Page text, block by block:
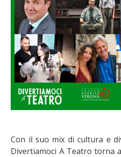
Con il suo mix di cultura e
Divertiamoci A Teatro torna